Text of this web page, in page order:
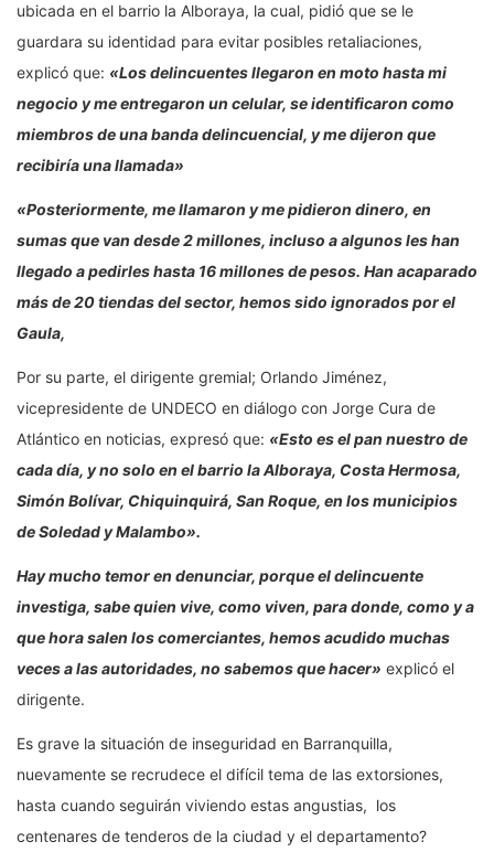
ubicada en el barrio la Alboraya, la cual, pidió que se le
guardara su identidad para evitar posibles retaliaciones,
explicó que: «Los delincuentes llegaron en moto hasta mi
negocio y me entregaron un celular, se identificaron como
miembros de una banda delincuencial, y me dijeron que
recibiría una llamada»
«Posteriormente, me llamaron y me pidieron dinero, en
sumas que van desde 2 millones, incluso a algunos les han
llegado a pedirles hasta 16 millones de pesos. Han acaparado
más de 20 tiendas del sector, hemos sido ignorados por el
Gaula,
Por su parte, el dirigente gremial; Orlando Jiménez,
vicepresidente de UNDECO en diálogo con Jorge Cura de
Atlántico en noticias, expresó que: «Esto es el pan nuestro de
cada día, y no solo en el barrio la Alboraya, Costa Hermosa,
Simón Bolívar, Chiquinquirá, San Roque, en los municipios
de Soledad y Malambo».
Hay mucho temor en denunciar, porque el delincuente
investiga, sabe quien vive, como viven, para donde, como y a
que hora salen los comerciantes, hemos acudido muchas
veces a las autoridades, no sabemos que hacer» explicó el
dirigente.
Es grave la situación de inseguridad en Barranquilla,
nuevamente se recrudece el difícil tema de las extorsiones,
hasta cuando seguirán viviendo estas angustias, los
centenares de tenderos de la ciudad y el departamento?